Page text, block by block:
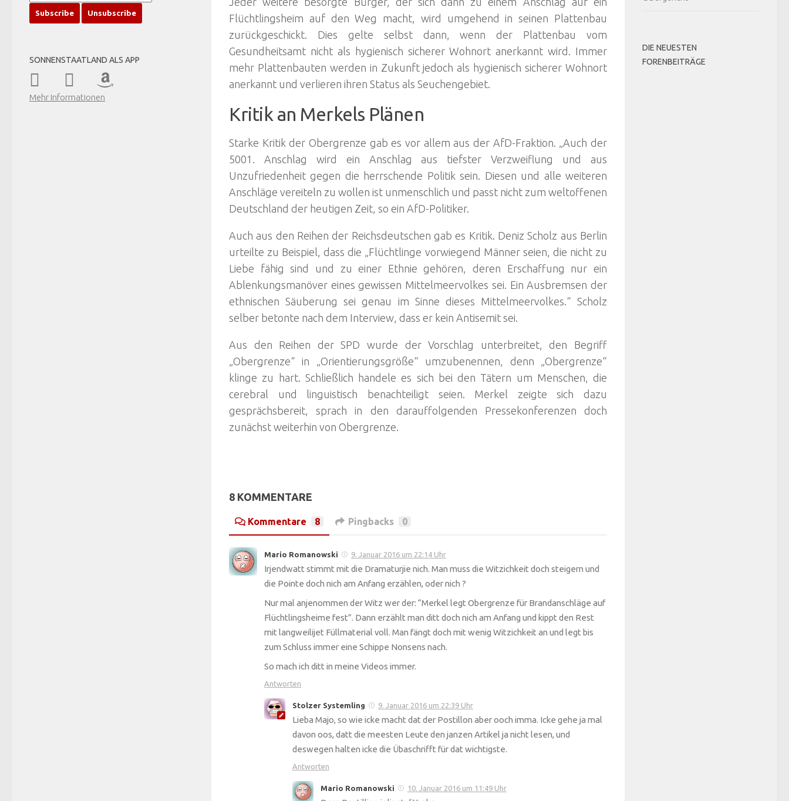
Flüchtlingsheim auf den Weg macht, wird umgehend in seinen Plattenbau
zurückgeschickt. Dies gelte selbst dann, wenn der Plattenbau vom
Gesundheitsamt nicht als hygienisch sicherer Wohnort anerkannt wird. Immer
mehr Plattenbauten werden in Zukunft jedoch als hygienisch sicherer Wohnort
anerkannt und verlieren ihren Status als Seuchengebiet.
Kritik an Merkels Plänen
Starke Kritik der Obergrenze gab es vor allem aus der AfD-Fraktion. „Auch der
5001. Anschlag wird ein Anschlag aus tiefster Verzweiflung und aus
Unzufriedenheit gegen die herrschende Politik sein. Diesen und alle weiteren
Anschläge vereiteln zu wollen ist unmenschlich und passt nicht zum weltoffenen
Deutschland der heutigen Zeit, so ein AfD-Politiker.
Auch aus den Reihen der Reichsdeutschen gab es Kritik. Deniz Scholz aus Berlin
urteilte zu Beispiel, dass die „Flüchtlinge vorwiegend Männer seien, die nicht zu
Liebe fähig sind und zu einer Ethnie gehören, deren Erschaffung nur ein
Ablenkungsmanöver eines gewissen Mittelmeervolkes sei. Ein Ausbremsen der
ethnischen Säuberung sei genau im Sinne dieses Mittelmeervolkes.“ Scholz
selber betonte nach dem Interview, dass er kein Antisemit sei.
Aus den Reihen der SPD wurde der Vorschlag unterbreitet, den Begriff
„Obergrenze“ in „Orientierungsgröße“ umzubenennen, denn „Obergrenze“
klinge zu hart. Schließlich handele es sich bei den Tätern um Menschen, die
cerebral und linguistisch benachteiligt seien. Merkel zeigte sich dazu
gesprächsbereit, sprach in den darauffolgenden Pressekonferenzen doch
zunächst weiterhin von Obergrenze.
8 KOMMENTARE
Kommentare 8 Pingbacks 0
Mario Romanowski 9. Januar 2016 um 22:14 Uhr
Irjendwatt stimmt mit die Dramaturjie nich. Man muss die Witzichkeit doch steigern und
die Pointe doch nich am Anfang erzählen, oder nich ?
Nur mal anjenommen der Witz wer der: “Merkel legt Obergrenze für Brandanschläge auf
Flüchtlingsheime fest”. Dann erzählt man ditt doch nich am Anfang und kippt den Rest
mit langweilijet Füllmaterial voll. Man fängt doch mit wenig Witzichkeit an und legt bis
zum Schluss immer eine Schippe Nonsens nach.
So mach ich ditt in meine Videos immer.
Antworten
Stolzer Systemling 9. Januar 2016 um 22:39 Uhr
Lieba Majo, so wie icke macht dat der Postillon aber ooch imma. Icke gehe ja mal
davon oos, datt die meesten Leute den janzen Artikel ja nicht lesen, und
deswegen halten icke die Übaschrifft für dat wichtigste.
Antworten
Mario Romanowski 10. Januar 2016 um 11:49 Uhr
SONNENSTAATLAND ALS APP
Mehr Informationen
DIE NEUESTEN
FORENBEITRÄGE